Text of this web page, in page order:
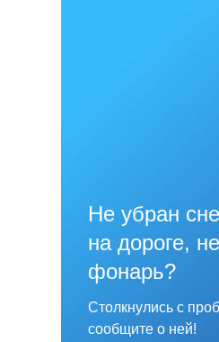
Не убран
на дороге,
фонарь?
Столкнулись с
сообщите о ней!